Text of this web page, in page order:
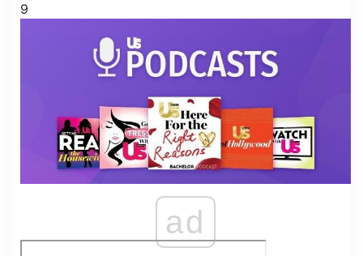
9
ad